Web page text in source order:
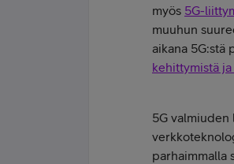
myös 5G-
muuhun
aikana 5G:stä
kehittymistä
5G valmiuden
parhaimmalla